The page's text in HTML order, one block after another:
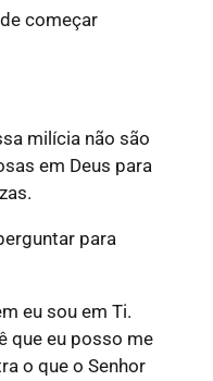
começar
milícia não são
em Deus para
para
eu sou em Ti.
que eu posso me
o que o Senhor